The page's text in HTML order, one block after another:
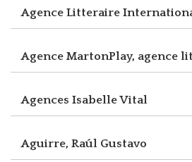
Agence Litteraire
Agence MartonPlay, agence
Agences Isabelle Vital
Aguirre, Raúl Gustavo